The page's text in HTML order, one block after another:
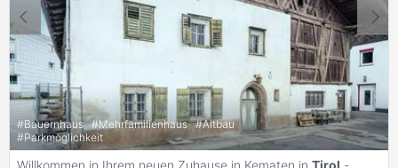
#Bauernhaus #Mehrfamilienhaus #Altbau
#Parkmöglichkeit
Willkommen in Ihrem neuen Zuhause in Kematen in Tirol -